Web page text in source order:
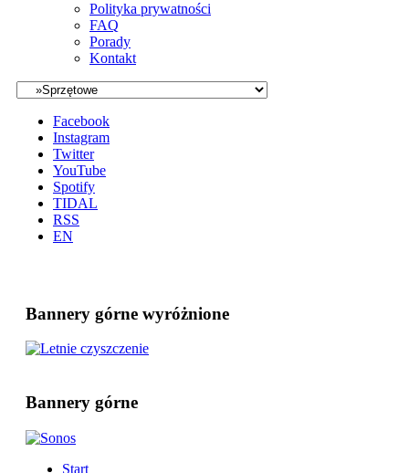
Polityka prywatności
FAQ
Porady
Kontakt
Facebook
Instagram
Twitter
YouTube
Spotify
TIDAL
RSS
EN
Bannery górne wyróżnione
Bannery górne
Start